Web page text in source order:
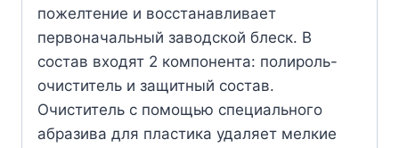
пожелтение и восстанавливает
первоначальный заводской блеск. В
состав входят 2 компонента: полироль-
очиститель и защитный состав.
Очиститель с помощью специального
абразива для пластика удаляет мелкие